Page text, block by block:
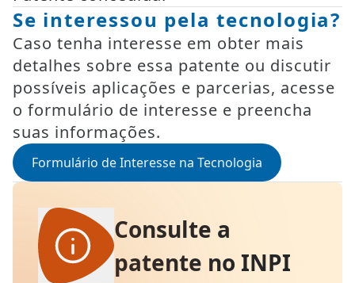
Se interessou pela tecnologia?
Caso tenha interesse em obter mais
detalhes sobre essa patente ou discutir
possíveis aplicações e parcerias, acesse
o formulário de interesse e preencha
suas informações.
Formulário de Interesse na Tecnologia
Consulte a
patente no INPI